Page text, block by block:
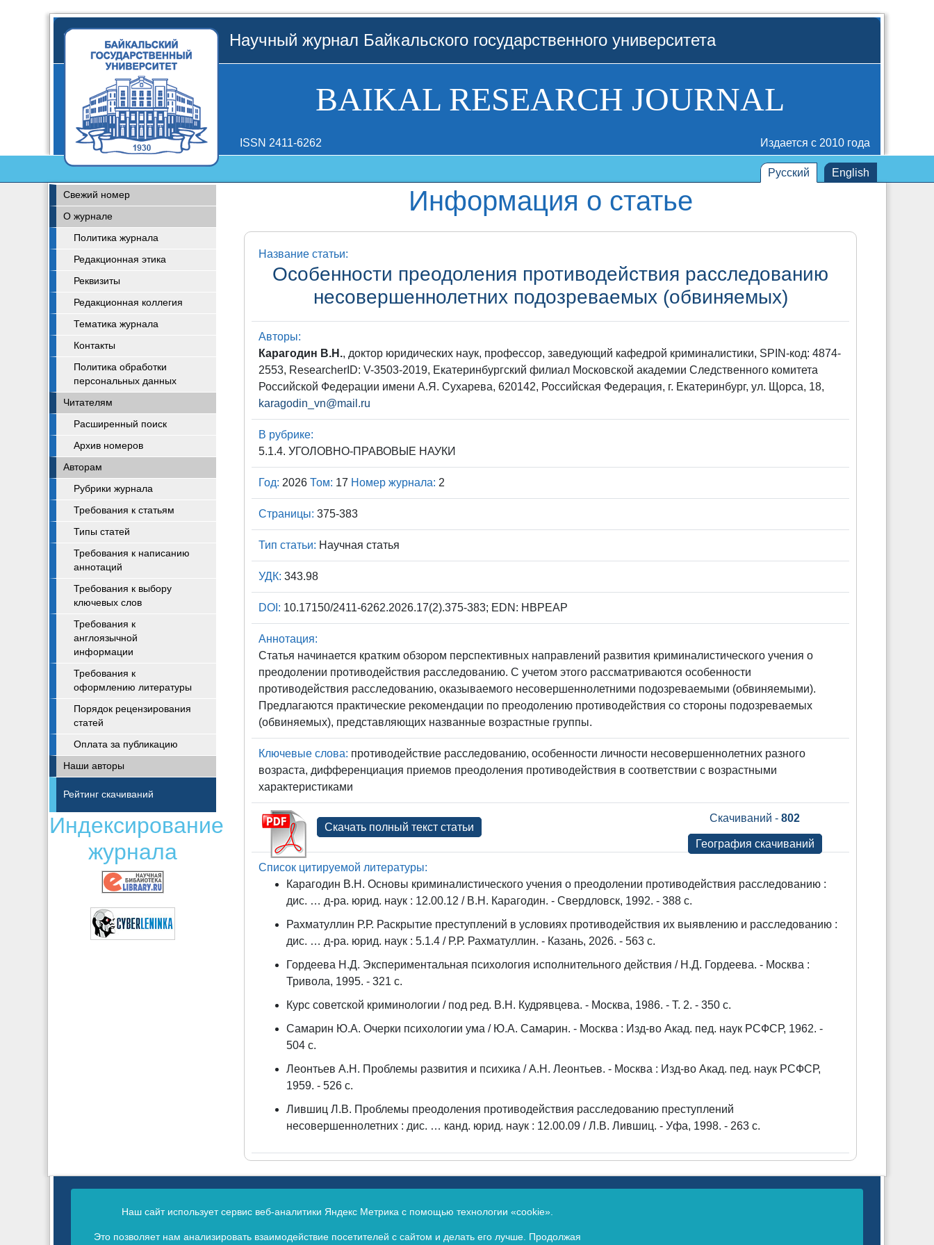
Научный журнал Байкальского государственного университета
BAIKAL RESEARCH JOURNAL
ISSN 2411-6262 Издается с 2010 года
Русский English
Свежий номер
О журнале
Политика журнала
Редакционная этика
Реквизиты
Редакционная коллегия
Тематика журнала
Контакты
Политика обработки
персональных данных
Читателям
Расширенный поиск
Архив номеров
Авторам
Рубрики журнала
Требования к статьям
Типы статей
Требования к написанию
аннотаций
Требования к выбору
ключевых слов
Требования к
англоязычной
информации
Требования к
оформлению литературы
Порядок рецензирования
статей
Оплата за публикацию
Наши авторы
Рейтинг скачиваний
Индексирование
журнала
Информация о статье
Название статьи:
Особенности преодоления противодействия расследованию
несовершеннолетних подозреваемых (обвиняемых)
Авторы:
Карагодин В.Н., доктор юридических наук, профессор, заведующий кафедрой криминалистики, SPIN-код: 4874-
2553, ResearcherID: V-3503-2019, Екатеринбургский филиал Московской академии Следственного комитета
Российской Федерации имени А.Я. Сухарева, 620142, Российская Федерация, г. Екатеринбург, ул. Щорса, 18,
karagodin_vn@mail.ru
В рубрике:
5.1.4. УГОЛОВНО-ПРАВОВЫЕ НАУКИ
Год: 2026Том: 17 Номер журнала: 2
Страницы: 375-383
Тип статьи: Научная статья
УДК: 343.98
DOI: 10.17150/2411-6262.2026.17(2).375-383; EDN: HBPEAP
Аннотация:
Статья начинается кратким обзором перспективных направлений развития криминалистического учения о
преодолении противодействия расследованию. С учетом этого рассматриваются особенности
противодействия расследованию, оказываемого несовершеннолетними подозреваемыми (обвиняемыми).
Предлагаются практические рекомендации по преодолению противодействия со стороны подозреваемых
(обвиняемых), представляющих названные возрастные группы.
Ключевые слова: противодействие расследованию, особенности личности несовершеннолетних разного
возраста, дифференциация приемов преодоления противодействия в соответствии с возрастными
характеристиками
Скачиваний -802
География скачиваний
Скачать полный текст статьи
Список цитируемой литературы:
Карагодин В.Н. Основы криминалистического учения о преодолении противодействия расследованию :
дис. … д-ра. юрид. наук : 12.00.12 / В.Н. Карагодин. - Свердловск, 1992. - 388 с.
Рахматуллин Р.Р. Раскрытие преступлений в условиях противодействия их выявлению и расследованию :
дис. … д-ра. юрид. наук : 5.1.4 / Р.Р. Рахматуллин. - Казань, 2026. - 563 с.
Гордеева Н.Д. Экспериментальная психология исполнительного действия / Н.Д. Гордеева. - Москва :
Тривола, 1995. - 321 с.
Курс советской криминологии / под ред. В.Н. Кудрявцева. - Москва, 1986. - Т. 2. - 350 с.
Самарин Ю.А. Очерки психологии ума / Ю.А. Самарин. - Москва : Изд-во Акад. пед. наук РСФСР, 1962. -
504 с.
Леонтьев А.Н. Проблемы развития и психика / А.Н. Леонтьев. - Москва : Изд-во Акад. пед. наук РСФСР,
1959. - 526 с.
Лившиц Л.В. Проблемы преодоления противодействия расследованию преступлений
несовершеннолетних : дис. … канд. юрид. наук : 12.00.09 / Л.В. Лившиц. - Уфа, 1998. - 263 с.
Наш сайт использует сервис веб-аналитики Яндекс Метрика с помощью технологии «cookie».
Это позволяет нам анализировать взаимодействие посетителей с сайтом и делать его лучше. Продолжая
(Роскомнадзор).